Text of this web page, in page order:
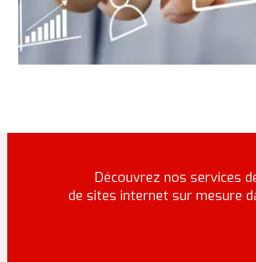
Découvrez nos services
de sites internet sur mesure